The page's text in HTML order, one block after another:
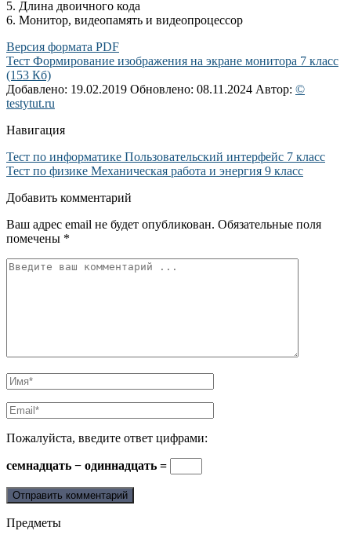
5. Длина двоичного кода
6. Монитор, видеопамять и видеопроцессор
Версия формата PDF
Тест Формирование изображения на экране монитора 7 класс
(153 Кб)
Добавлено: 19.02.2019 Обновлено: 08.11.2024 Автор: ©
testytut.ru
Навигация
Тест по информатике Пользовательский интерфейс 7 класс
Тест по физике Механическая работа и энергия 9 класс
Добавить комментарий
Ваш адрес email не будет опубликован. Обязательные поля
помечены *
Пожалуйста, введите ответ цифрами:
семнадцать − одиннадцать =
Предметы